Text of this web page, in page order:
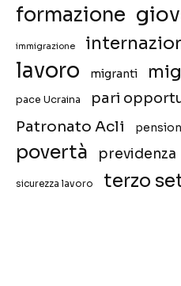
formazione
immigrazione
lavoro migranti
pace Ucraina pari
Patronato Acli
povertà previdenza
sicurezza lavoro terzo